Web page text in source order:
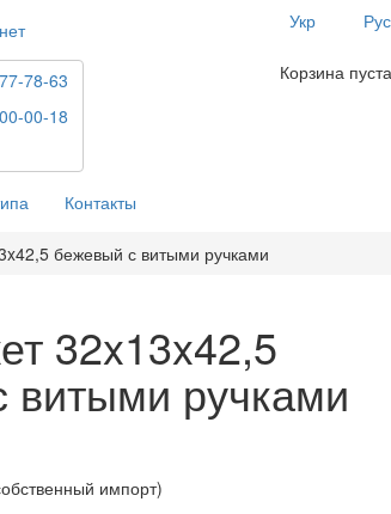
Укр Рус
78-63
00-18
Корзина
Контакты
бежевый с витыми ручками
32x13x42,5
витыми ручками
импорт)